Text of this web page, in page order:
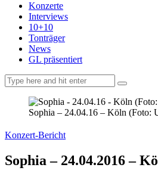
Konzerte
Interviews
10+10
Tonträger
News
GL präsentiert
Sophia – 24.04.16 – Köln (Foto:
Konzert-Bericht
Sophia – 24.04.2016 –